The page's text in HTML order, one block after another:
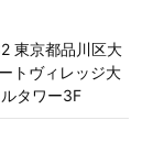
東京都品川区大
トヴィレッジ大
タワー3F